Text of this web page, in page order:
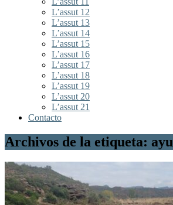
L’assut 12
L’assut 13
L’assut 14
L’assut 15
L’assut 16
L’assut 17
L’assut 18
L’assut 19
L’assut 20
L’assut 21
Contacto
Archivos de la etiqueta: